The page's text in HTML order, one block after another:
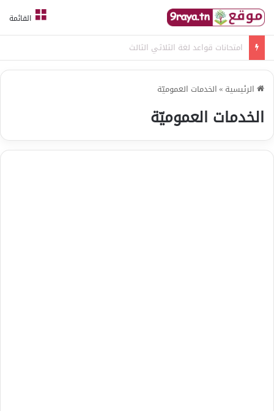
القائمة
امتحانات قواعد لغة الثلاثي الثالث
الرئيسية »الخدمات العموميّة
الخدمات العموميّة